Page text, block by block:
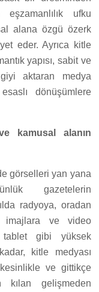
ufku
alana özgü özerk
eder. Ayrıca kitle
yapısı, sabit ve
aktaran medya
dönüşümlere
kamusal alanın
görselleri yan yana
gazetelerin
radyoya, oradan
imajlara ve video
tablet gibi yüksek
kitle medyası
ve gittikçe
gelişmeden